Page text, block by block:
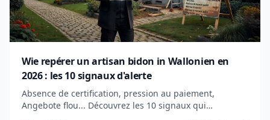
Wie repérer un artisan bidon in Wallonien en
2026 : les 10 signaux d'alerte
Absence de certification, pression au paiement,
Angebote flou... Découvrez les 10 signaux qui